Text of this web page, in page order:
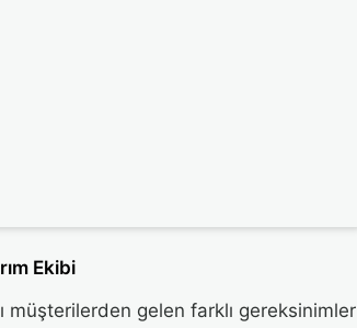
Ekibi
müşterilerden gelen farklı gereksinimler